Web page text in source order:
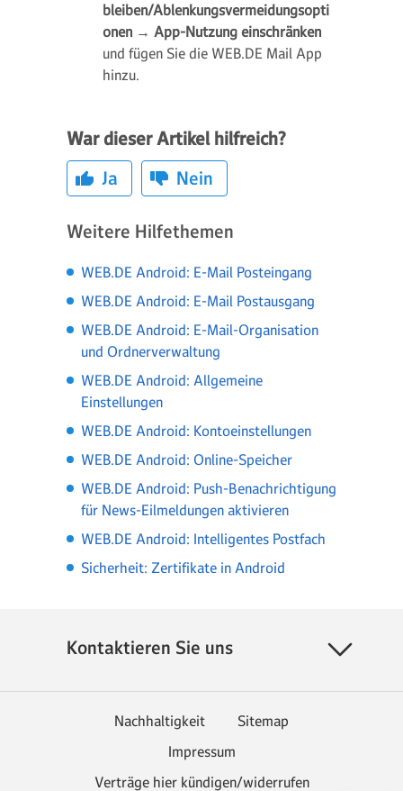
bleiben/Ablenkungsvermeidungsopti
onen → App-Nutzung einschränken
und fügen Sie die WEB.DE Mail App
hinzu.
War dieser Artikel hilfreich?
Ja
Nein
Weitere Hilfethemen
WEB.DE Android: E-Mail Posteingang
WEB.DE Android: E-Mail Postausgang
WEB.DE Android: E-Mail-Organisation
und Ordnerverwaltung
WEB.DE Android: Allgemeine
Einstellungen
WEB.DE Android: Kontoeinstellungen
WEB.DE Android: Online-Speicher
WEB.DE Android: Push-Benachrichtigung
für News-Eilmeldungen aktivieren
WEB.DE Android: Intelligentes Postfach
Sicherheit: Zertifikate in Android
Kontaktieren Sie uns
Nachhaltigkeit
Sitemap
Impressum
Verträge hier kündigen/widerrufen